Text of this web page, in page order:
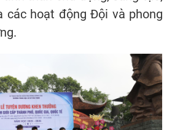
các hoạt động Đội và phong